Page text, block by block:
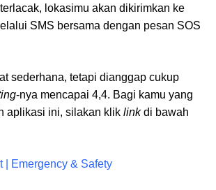
lokasimu akan dikirimkan ke
SMS bersama dengan pesan SOS
sederhana, tetapi dianggap cukup
-nya mencapai 4,4. Bagi kamu yang
aplikasi ini, silakan klik linkdi bawah
| Emergency & Safety